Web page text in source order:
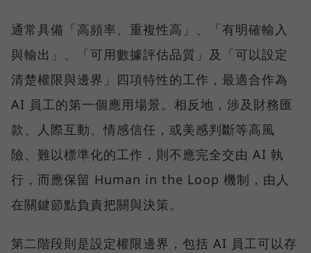
通常具備「高頻率、重複性高」、「有明確輸入
與輸出」、「可用數據評估品質」及「可以設定
清楚權限與邊界」四項特性的工作，最適合作為
AI 員工的第一個應用場景。相反地，涉及財務匯
款、人際互動、情感信任，或美感判斷等高風
險、難以標準化的工作，則不應完全交由 AI 執
行，而應保留 Human in the Loop 機制，由人
在關鍵節點負責把關與決策。
第二階段則是設定權限邊界，包括 AI 員工可以存